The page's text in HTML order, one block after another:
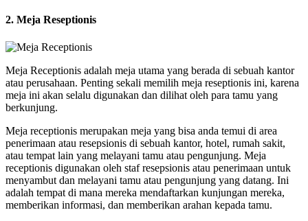
2. Meja Reseptionis
Meja Receptionis adalah meja utama yang berada di sebuah kantor
atau perusahaan. Penting sekali memilih meja reseptionis ini, karena
meja ini akan selalu digunakan dan dilihat oleh para tamu yang
berkunjung.
Meja receptionis merupakan meja yang bisa anda temui di area
penerimaan atau resepsionis di sebuah kantor, hotel, rumah sakit,
atau tempat lain yang melayani tamu atau pengunjung. Meja
receptionis digunakan oleh staf resepsionis atau penerimaan untuk
menyambut dan melayani tamu atau pengunjung yang datang. Ini
adalah tempat di mana mereka mendaftarkan kunjungan mereka,
memberikan informasi, dan memberikan arahan kepada tamu.